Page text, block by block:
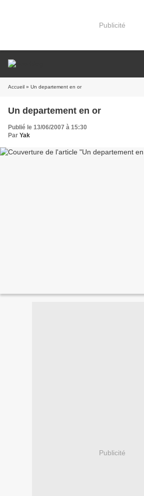
Publicité
Accueil » Un departement en or
Un departement en or
Publié le 13/06/2007 à 15:30
Par Yak
Publicité